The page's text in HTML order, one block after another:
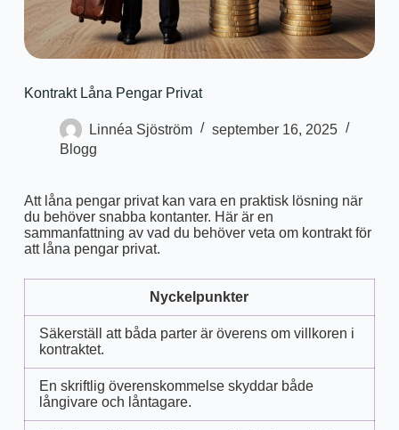
Kontrakt Låna Pengar Privat
Linnéa Sjöström
september 16, 2025
Blogg
Att låna pengar privat kan vara en praktisk lösning när
du behöver snabba kontanter. Här är en
sammanfattning av vad du behöver veta om kontrakt för
att låna pengar privat.
Nyckelpunkter
Säkerställ att båda parter är överens om villkoren i
kontraktet.
En skriftlig överenskommelse skyddar både
långivare och låntagare.